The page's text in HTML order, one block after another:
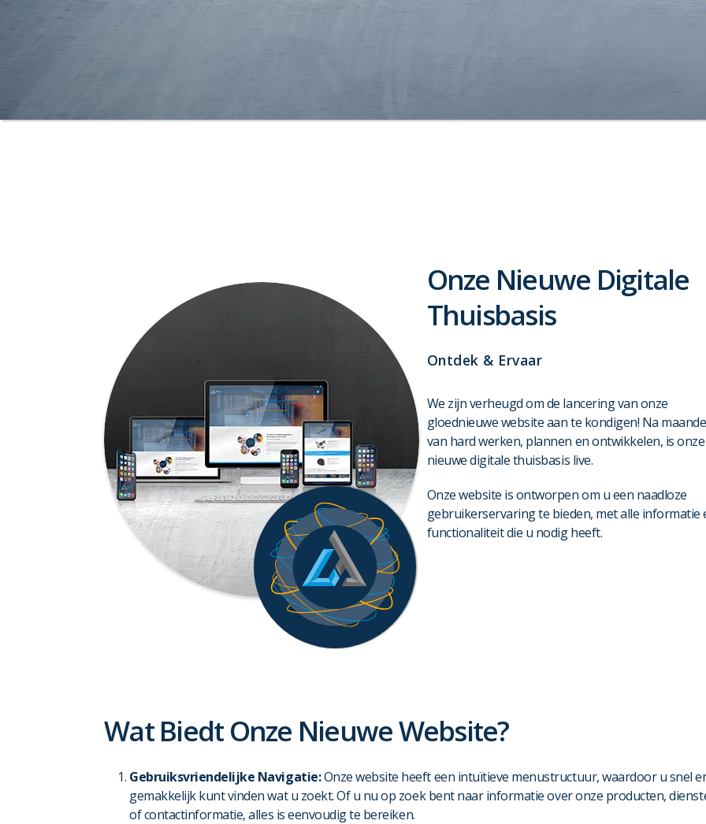
Onze Nieuwe Digitale
Thuisbasis
Ontdek & Ervaar
We zijn verheugd om de lancering van onze
gloednieuwe website aan te kondigen! Na
van hard werken, plannen en ontwikkelen, is onze
nieuwe digitale thuisbasis live.
Onze website is ontworpen om u een naadloze
gebruikerservaring te bieden, met alle informatie
functionaliteit die u nodig heeft.
Wat Biedt Onze Nieuwe Website?
Gebruiksvriendelijke Navigatie:Onze website heeft een intuïtieve menustructuur, waardoor u snel
gemakkelijk kunt vinden wat u zoekt. Of u nu op zoek bent naar informatie over onze producten,
of contactinformatie, alles is eenvoudig te bereiken.